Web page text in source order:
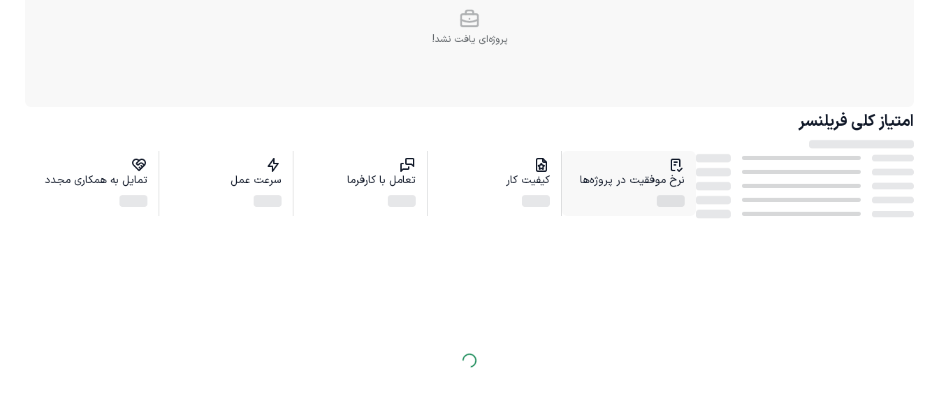
پروژه‌ای یافت نشد!
امتیاز کلی فریلنسر
نرخ موفقیت در پروژه‌ها کیفیت کار تعامل با کارفرما سرعت عمل تمایل به همکاری مجدد